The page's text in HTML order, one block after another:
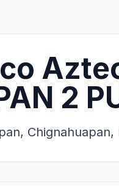
2
Chignahuapan,